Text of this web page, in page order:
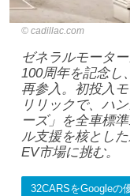
cadillac.com
ゼネラルモータ
100周年を記念し
再参入。初投入
リリックで、ハ
ーズ」を全車標
ル支援を核とし
EV市場に挑む。
32CARSをGoogleの